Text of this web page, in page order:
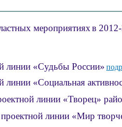
мероприятияхв
линии «Судьбы России»
«Социальная
линии «Творец»
линии «Мир